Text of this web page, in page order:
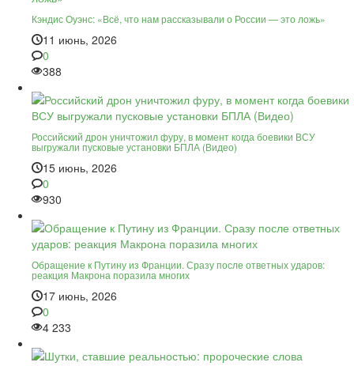
Кэндис Оуэнс: «Всё, что нам рассказывали о России — это ложь»
11 июнь, 2026
0
388
Российский дрон уничтожил фуру, в момент когда боевики ВСУ
выгружали пусковые установки БПЛА (Видео)
15 июнь, 2026
0
930
Обращение к Путину из Франции. Сразу после ответных ударов:
реакция Макрона поразила многих
17 июнь, 2026
0
4 233